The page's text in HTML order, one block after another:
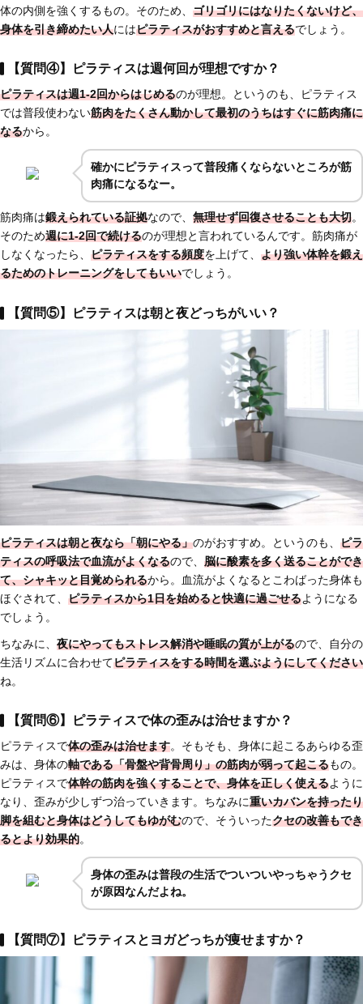
体の内側を強くするもの。そのため、 ゴリゴリにはなりたくないけど、
身体を引き締めたい人にはピラティスがおすすめと言えるでしょう。
【質問④】ピラティスは週何回が理想ですか？
ピラティスは週1-2回からはじめるのが理想。というのも、ピラティス
では普段使わない筋肉をたくさん動かして最初のうちはすぐに筋肉痛に
なるから。
確かにピラティスって普段痛くならないところが筋
肉痛になるなー。
筋肉痛は鍛えられている証拠なので、 無理せず回復させることも大切。
そのため週に1-2回で続けるのが理想と言われているんです。筋肉痛が
しなくなったら、 ピラティスをする頻度を上げて、 より強い体幹を鍛え
るためのトレーニングをしてもいいでしょう。
【質問⑤】ピラティスは朝と夜どっちがいい？
ピラティスは朝と夜なら「朝にやる」のがおすすめ。というのも、 ピラ
ティスの呼吸法で血流がよくなるので、 脳に酸素を多く送ることができ
て、シャキッと目覚められるから。血流がよくなるとこわばった身体も
ほぐされて、 ピラティスから1日を始めると快適に過ごせるようになる
でしょう。
ちなみに、 夜にやってもストレス解消や睡眠の質が上がるので、自分の
生活リズムに合わせてピラティスをする時間を選ぶようにしてください
ね。
【質問⑥】ピラティスで体の歪みは治せますか？
ピラティスで体の歪みは治せます。そもそも、身体に起こるあらゆる歪
みは、身体の軸である「骨盤や背骨周り」の筋肉が弱って起こるもの。
ピラティスで体幹の筋肉を強くすることで、身体を正しく使えるように
なり、歪みが少しずつ治っていきます。ちなみに重いカバンを持ったり
脚を組むと身体はどうしてもゆがむので、そういったクセの改善もでき
るとより効果的。
身体の歪みは普段の生活でついついやっちゃうクセ
が原因なんだよね。
【質問⑦】ピラティスとヨガどっちが痩せますか？